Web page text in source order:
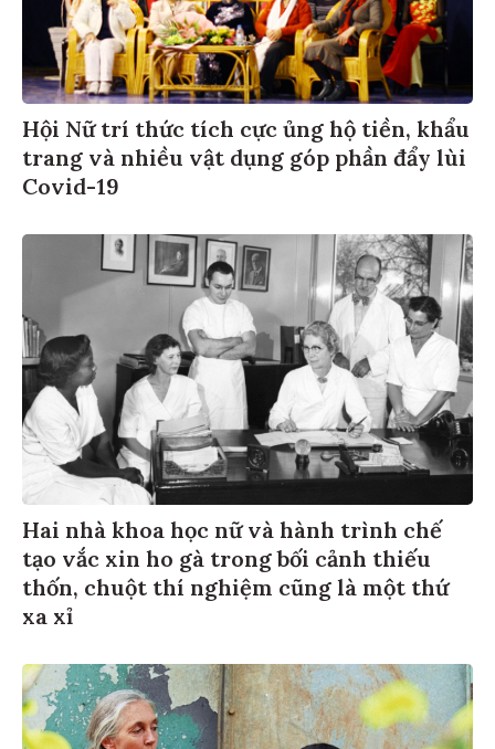
Hội Nữ trí thức tích cực ủng hộ tiền, khẩu
trang và nhiều vật dụng góp phần đẩy lùi
Covid-19
Hai nhà khoa học nữ và hành trình chế
tạo vắc xin ho gà trong bối cảnh thiếu
thốn, chuột thí nghiệm cũng là một thứ
xa xỉ